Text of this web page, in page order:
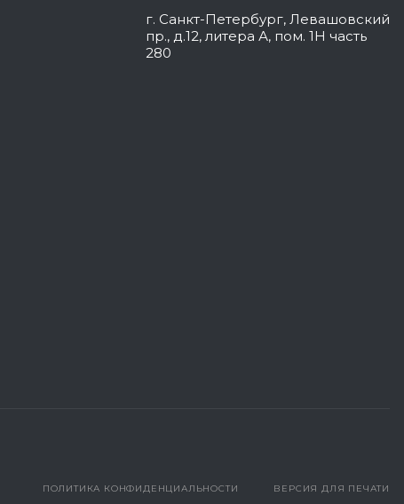
г. Санкт-Петербург, Левашовский
пр., д.12, литера А, пом. 1Н часть
280
ВЕРСИЯ ДЛЯ ПЕЧАТИ
ПОЛИТИКА КОНФИДЕНЦИАЛЬНОСТИ